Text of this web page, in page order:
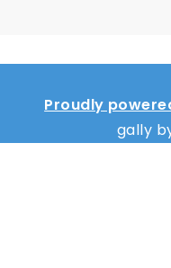
Proudly
gally